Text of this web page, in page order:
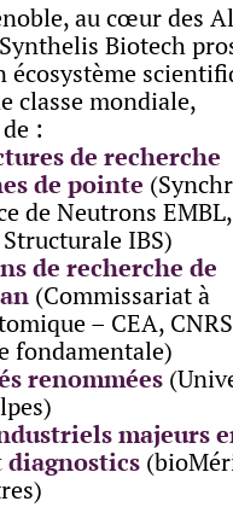
au cœur des
Biotech
écosystème
classe mondiale,
:
de recherche
de pointe
de Neutrons
IBS)
de recherche de
(Commissariat à
– CEA,
fondamentale)
renommées
majeurs